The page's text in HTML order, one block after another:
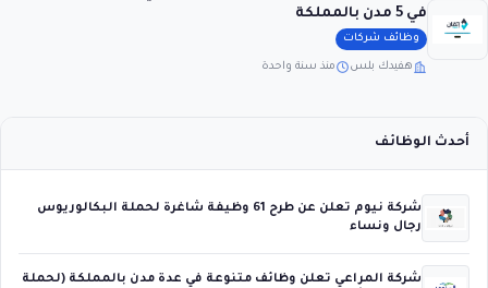
في 5 مدن بالمملكة
وظائف شركات
هفيدك بلس منذ سنة واحدة
أحدث الوظائف
شركة نيوم تعلن عن طرح 61 وظيفة شاغرة لحملة البكالوريوس
رجال ونساء
شركة المراعي تعلن وظائف متنوعة في عدة مدن بالمملكة (لحملة